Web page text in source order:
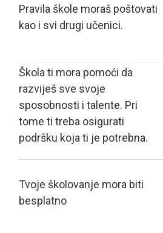
Pravila škole moraš poštovati
kao i svi drugi učenici.
Škola ti mora pomoći da
razviješ sve svoje
sposobnosti i talente. Pri
tome ti treba osigurati
podršku koja ti je potrebna.
Tvoje školovanje mora biti
besplatno